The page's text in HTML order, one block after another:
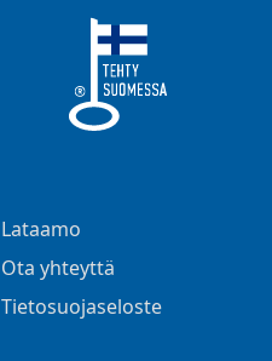
Lataamo
Ota yhteyttä
Tietosuojaseloste